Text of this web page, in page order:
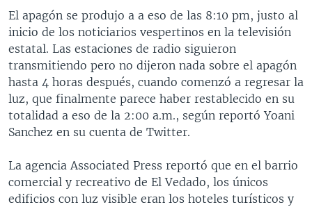
DEPORTIVO INTERNACIONAL
NOTA ECONÓMICA
ENTRETENIMIENTO
Idiomas
El apagón se produjo a a eso de las 8:10 pm, justo al
inicio de los noticiarios vespertinos en la televisión
estatal. Las estaciones de radio siguieron
transmitiendo pero no dijeron nada sobre el apagón
hasta 4 horas después, cuando comenzó a regresar la
luz, que finalmente parece haber restablecido en su
totalidad a eso de la 2:00 a.m., según reportó Yoani
Sanchez en su cuenta de Twitter.
La agencia Associated Press reportó que en el barrio
comercial y recreativo de El Vedado, los únicos
edificios con luz visible eran los hoteles turísticos y